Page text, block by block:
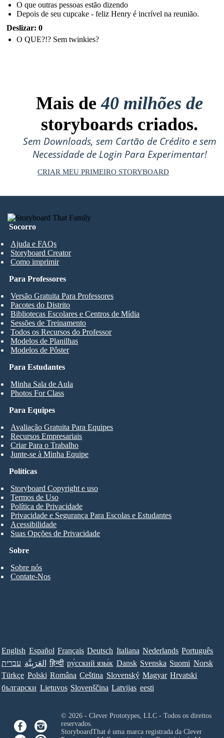
O que outras pessoas estão dizendo
Depois de seu cupcake - feliz Henry é incrível na reunião.
Deslizar: 0
O QUE?!? Sem twinkies?
Mais de40 milhões de
storyboards criados.
Sem Downloads, sem Cartão de Crédito e sem
Necessidade de Login Para Experimentar!
CRIAR MEU PRIMEIRO STORYBOARD
Socorro
Ajuda e FAQs
Storyboard Creator
Como imprimir
Para Estudantes
Minha Sala de Aula
Photos For Class
Para Professores
Versão Gratuita Para Professores
Pacotes do Distrito
Bibliotecas Escolares e Centros de Mídia
Sessões de Treinamento
Todos os Recursos do Professor
Modelos de Planilhas
Modelos de Pôster
Para Equipes
Avaliação Gratuita Para Equipes
Recursos Empresariais
Criar Para o Trabalho
Junte-se à Minha Equipe
Sobre
Sobre nós
Contate-Nos
Políticas
Storyboard Copyright e uso
Termos de Uso
Política de Privacidade
Privacidade e Segurança Para Escolas e Estudantes
Acessibilidade
Suas Opções de Privacidade
English Español Français Deutsch Italiana Nederlands Português
עברית العَرَبِيَّة हिन्दी ру́сский язы́к Dansk Svenska Suomi Norsk
Türkçe Polski Româna Ceština Slovenský Magyar Hrvatski
български Lietuvos Slovenščina Latvijas eesti
© 2026 - Clever Prototypes, LLC - Todos os direitos
reservados.
StoryboardThat é uma marca registrada da Clever